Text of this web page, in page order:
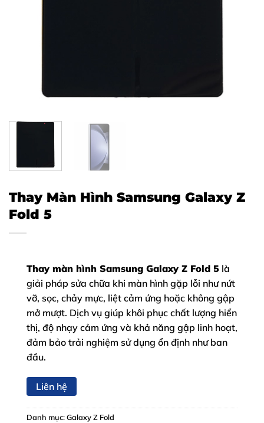
Thay Màn Hình Samsung Galaxy Z
Fold 5
Thay màn hình Samsung Galaxy Z Fold 5 là
giải pháp sửa chữa khi màn hình gặp lỗi như nứt
vỡ, sọc, chảy mực, liệt cảm ứng hoặc không gập
mở mượt. Dịch vụ giúp khôi phục chất lượng hiển
thị, độ nhạy cảm ứng và khả năng gập linh hoạt,
đảm bảo trải nghiệm sử dụng ổn định như ban
đầu.
Liên hệ
Danh mục:Galaxy Z Fold